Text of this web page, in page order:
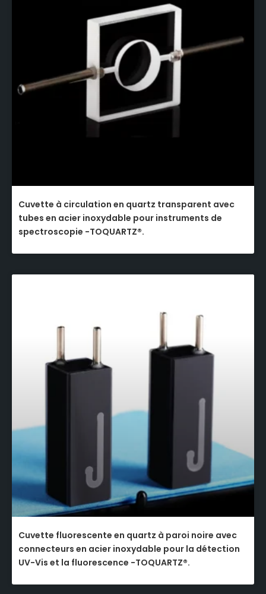
Cuvette à circulation en quartz transparent avec
tubes en acier inoxydable pour instruments de
spectroscopie -TOQUARTZ®.
Cuvette fluorescente en quartz à paroi noire avec
connecteurs en acier inoxydable pour la détection
UV-Vis et la fluorescence -TOQUARTZ®.